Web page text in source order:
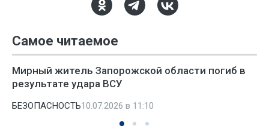
Самое читаемое
Мирный житель Запорожской области погиб в
результате удара ВСУ
БЕЗОПАСНОСТЬ10.07.2026 в 11:10